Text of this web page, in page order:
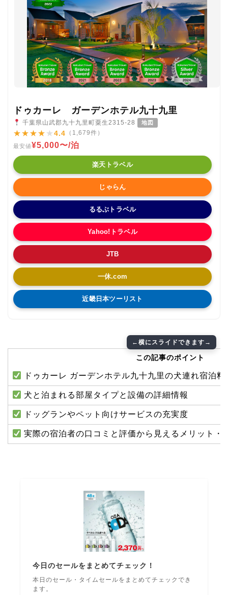
ドゥカーレ ガーデンホテル九十九里
千葉県山武郡九十九里町粟生2315-28 地図
★★★★ ★4.4 （1,679件）
最安値¥5,000〜/泊
楽天トラベル
じゃらん
るるぶトラベル
Yahoo!トラベル
JTB
一休.com
近畿日本ツーリスト
この記事のポイント
ドゥカーレ ガーデンホテル九十九里の犬連れ宿泊
犬と泊まれる部屋タイプと設備の詳細情報
ドッグランやペット向けサービスの充実度
実際の宿泊者の口コミと評価から見えるメリット・
今日のセールをまとめてチェック！
本日のセール・タイムセールをまとめてチェックでき
ます。